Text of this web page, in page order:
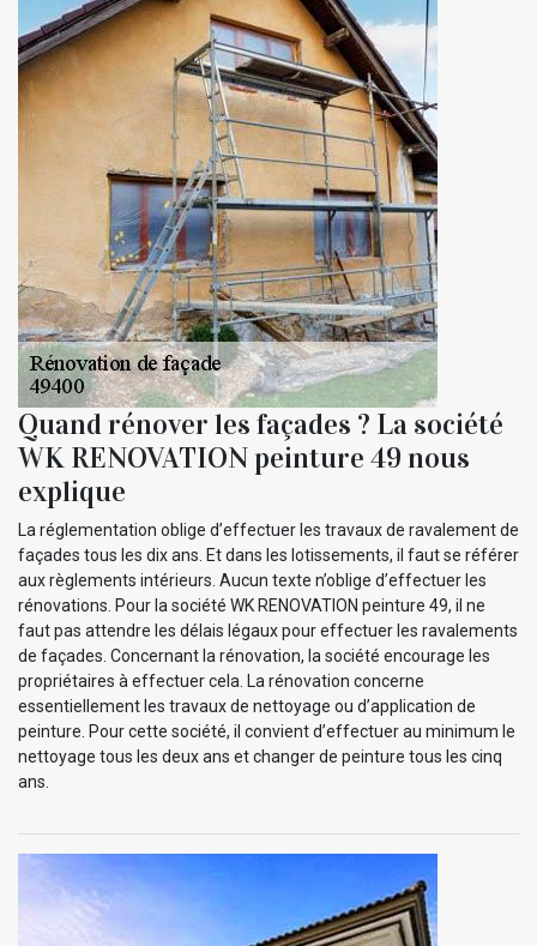
Quand rénover les façades ? La société
WK RENOVATION peinture 49 nous
explique
La réglementation oblige d’effectuer les travaux de ravalement de
façades tous les dix ans. Et dans les lotissements, il faut se référer
aux règlements intérieurs. Aucun texte n’oblige d’effectuer les
rénovations. Pour la société WK RENOVATION peinture 49, il ne
faut pas attendre les délais légaux pour effectuer les ravalements
de façades. Concernant la rénovation, la société encourage les
propriétaires à effectuer cela. La rénovation concerne
essentiellement les travaux de nettoyage ou d’application de
peinture. Pour cette société, il convient d’effectuer au minimum le
nettoyage tous les deux ans et changer de peinture tous les cinq
ans.